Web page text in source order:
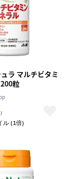
ラ マルチビタミ
粒
ル (1倍)